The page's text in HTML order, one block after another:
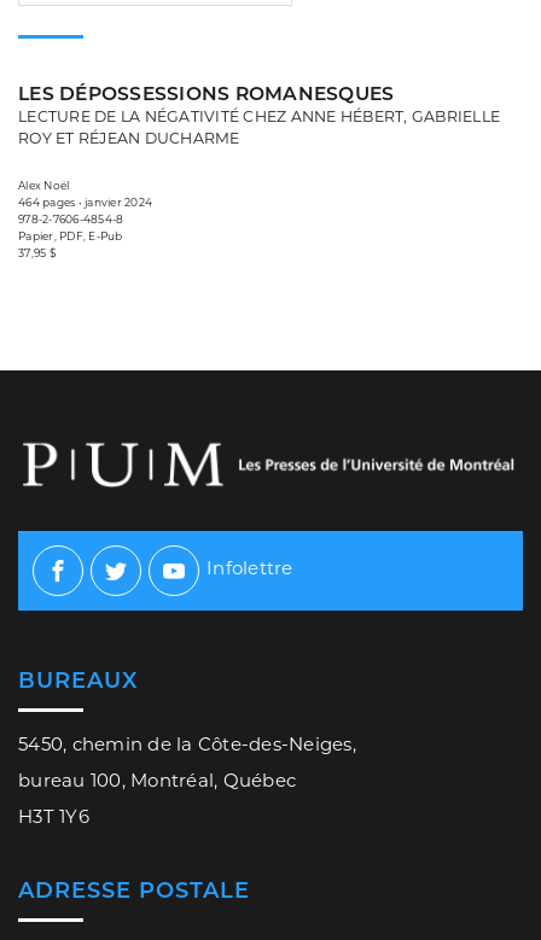
LES DÉPOSSESSIONS ROMANESQUES
LECTURE DE LA NÉGATIVITÉ CHEZ ANNE HÉBERT, GABRIELLE
ROY ET RÉJEAN DUCHARME
Alex Noël
464 pages • janvier 2024
978-2-7606-4854-8
Papier, PDF, E-Pub
37,95 $
Facebook
TwitterYoutube
Infolettre
BUREAUX
5450, chemin de la Côte-des-Neiges,
bureau 100, Montréal, Québec
H3T 1Y6
ADRESSE POSTALE